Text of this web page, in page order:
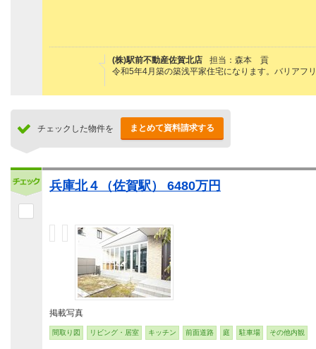
(株)駅前不動産佐賀北店
担当：森本 貢
令和5年4月築の築浅平家住宅になります。バリアフ
チェックした物件を まとめて資料請求する
兵庫北４（佐賀駅） 6480万円
掲載写真
間取り図 リビング・居室 キッチン 前面道路 庭 駐車場 その他内観